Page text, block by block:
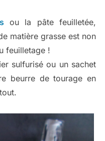
ou la pâte feuilletée,
matière grasse est non
feuilletage !
sulfurisé ou un sachet
beurre de tourage en